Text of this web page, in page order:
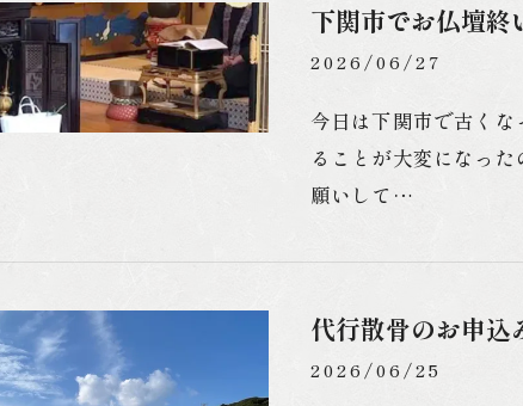
下関市でお仏壇終
2026/06/27
今日は下関市で古く
ることが大変になっ
願いして…
代行散骨のお申込
2026/06/25